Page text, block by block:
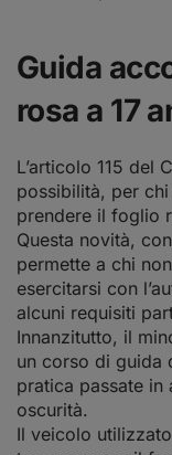
Guida
rosa a 17
L’articolo 115 del
possibilità, per
prendere il foglio
Questa novità,
permette a chi
esercitarsi con
alcuni requisiti
Innanzitutto, il
un corso di guida
pratica passate
oscurità.
Il veicolo